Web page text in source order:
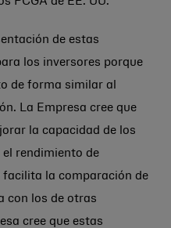
de estas
los inversores porque
de forma similar al
La Empresa cree que
la capacidad de los
rendimiento de
facilita la comparación de
con los de otras
cree que estas